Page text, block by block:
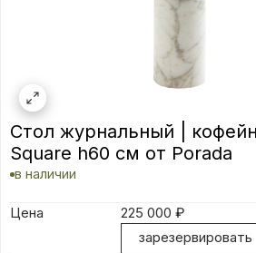
Стол журнальный |
Square h60 см от Porada
в наличии
Цена 225 000 ₽
зарезервировать